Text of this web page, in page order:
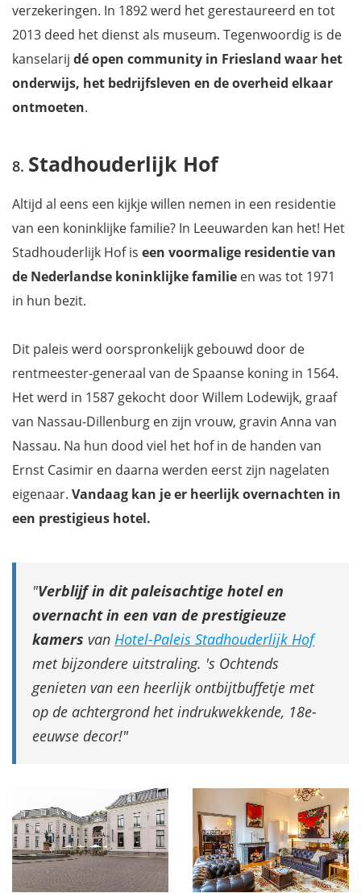
verzekeringen. In 1892 werd het gerestaureerd en tot
2013 deed het dienst als museum. Tegenwoordig is de
kanselarij dé open community in Friesland waar het
onderwijs, het bedrijfsleven en de overheid elkaar
ontmoeten.
Stadhouderlijk Hof
Altijd al eens een kijkje willen nemen in een residentie
van een koninklijke familie? In Leeuwarden kan het! Het
Stadhouderlijk Hof is een voormalige residentie van
de Nederlandse koninklijke familie en was tot 1971
in hun bezit.
Dit paleis werd oorspronkelijk gebouwd door de
rentmeester-generaal van de Spaanse koning in 1564.
Het werd in 1587 gekocht door Willem Lodewijk, graaf
van Nassau-Dillenburg en zijn vrouw, gravin Anna van
Nassau. Na hun dood viel het hof in de handen van
Ernst Casimir en daarna werden eerst zijn nagelaten
eigenaar. Vandaag kan je er heerlijk overnachten in
een prestigieus hotel.
Verblijf in dit paleisachtige hotel en
overnacht in een van de prestigieuze
kamers van Hotel-Paleis Stadhouderlijk Hof
met bijzondere uitstraling. 's Ochtends
genieten van een heerlijk ontbijtbuffetje met
op de achtergrond het indrukwekkende, 18e-
eeuwse decor!